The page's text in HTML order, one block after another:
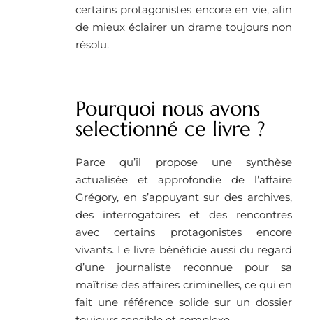
certains protagonistes encore en vie, afin
de mieux éclairer un drame toujours non
résolu.
Pourquoi nous avons
selectionné ce livre ?
Parce qu’il propose une synthèse
actualisée et approfondie de l’affaire
Grégory, en s’appuyant sur des archives,
des interrogatoires et des rencontres
avec certains protagonistes encore
vivants. Le livre bénéficie aussi du regard
d’une journaliste reconnue pour sa
maîtrise des affaires criminelles, ce qui en
fait une référence solide sur un dossier